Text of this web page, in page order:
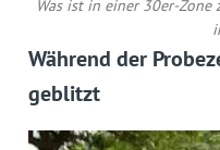
Was ist in einer 30er-Zone
Während der
geblitzt